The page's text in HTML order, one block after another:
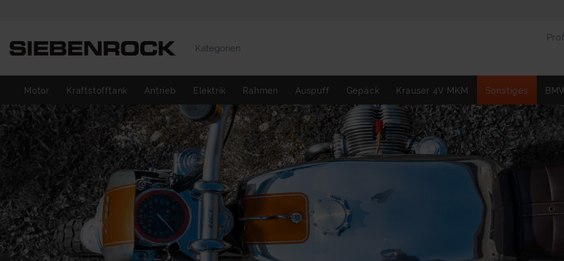
Kategorien
Motor Kraftstofftank Antrieb Elektrik Rahmen Auspuff Gepäck Krauser 4V MKM Sonstiges